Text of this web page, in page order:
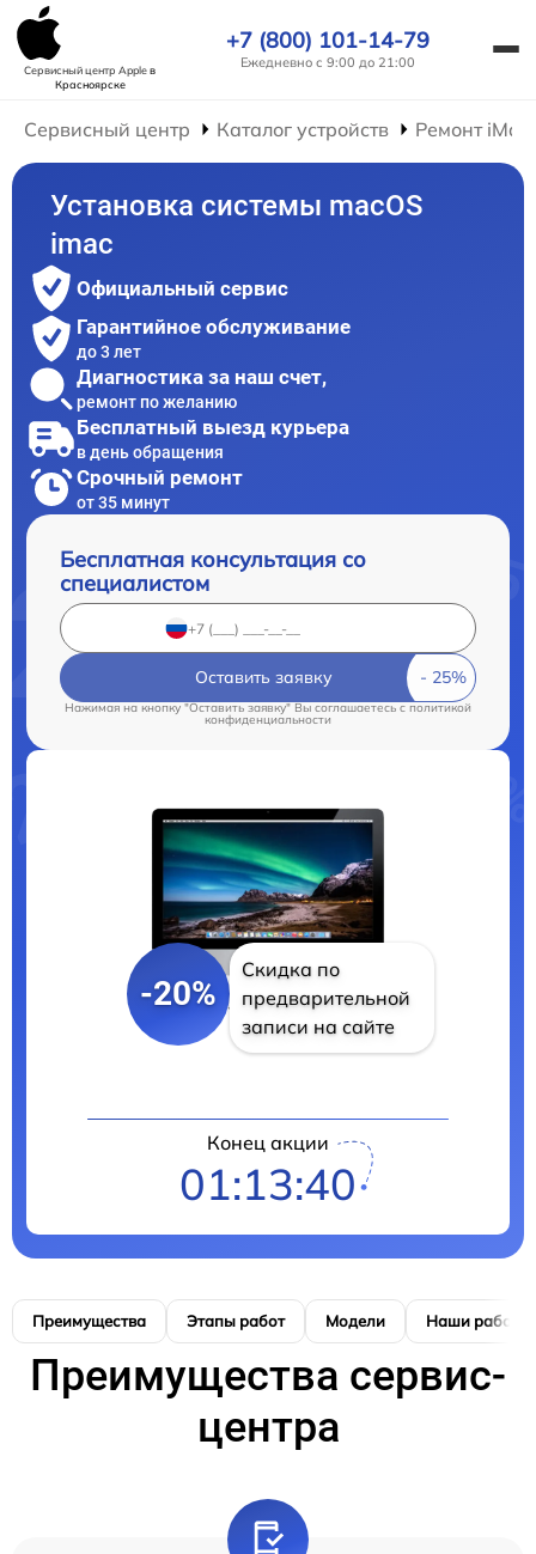
Сервисный центр Appleв
Красноярске
+7 (800) 101-14-79
Ежедневно с 9:00 до 21:00
Сервисный центр Каталог устройств Ремонт iMac
Установка системы macOS
imac
Официальный сервис
Гарантийное обслуживание
до 3 лет
Диагностика за наш счет,
ремонт по желанию
Бесплатный выезд курьера
в день обращения
Срочный ремонт
от 35 минут
Бесплатная консультация со
специалистом
Оставить заявку
Нажимая на кнопку "Оставить заявку" Вы соглашаетесь cполитикой
конфиденциальности
-20%
Скидка по
предварительной
записи на сайте
Конец акции
01:13:39
Преимущества Этапы работ Модели Наши работы
Преимущества сервис-
центра